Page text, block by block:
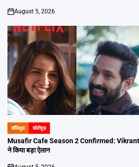
on
August 5, 2026
POSTED
IN
बॉलिवुड बॉलीवुड
Musafir Cafe Season 2 Confirmed: Vikrant
ने किया बड़ा ऐलान